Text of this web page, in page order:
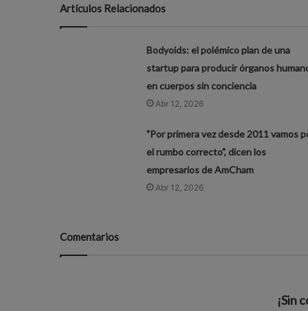
Artículos Relacionados
Bodyoids: el polémico plan de una
startup para producir órganos
en cuerpos sin conciencia
Abr 12, 2026
"Por primera vez desde 2011 vamos
el rumbo correcto", dicen los
empresarios de AmCham
Abr 12, 2026
Comentarios
¡Sin